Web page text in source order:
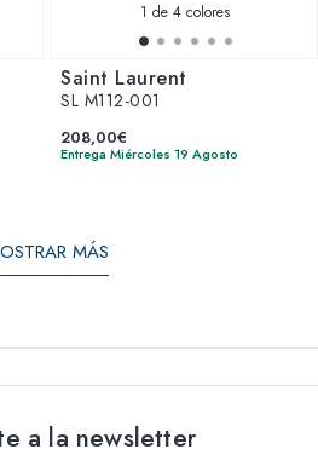
1 de 4 colores
Saint Laurent
SL M112-001
208,00€
Entrega Miércoles 19 Agosto
MÁS
a la newsletter